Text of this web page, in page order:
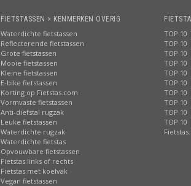
FIETSTASSEN > KENMERKEN OVERIG
Waterdichte fietstassen
Reflecterende fietstassen
Grote fietstassen
Mooie fietstassen
Kleine fietstassen
E-bike fietstassen
Korting op Fietstas.com
Vormvaste fietstassen
Anti-diefstal rugzak
Leuke fietstassen
Waterdichte rugzak
Waterdichte fietstas
Opvouwbare fietstassen
Fietstas links of rechts
Fietstas met koelvak
Vegan fietstassen
TOP
TOP 10
TOP
TOP 10
TOP
TOP 10
TOP 10
TOP 10
TOP 10
TOP